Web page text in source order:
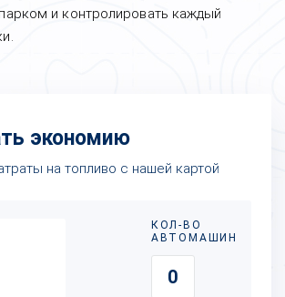
и контролировать каждый
экономию
на топливо с нашей картой
КОЛ-ВО
АВТОМАШИН